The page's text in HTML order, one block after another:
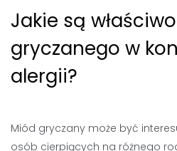
Jakie są
gryczanego w
alergii?
Miód gryczany może być
osób cierpiących na różnego